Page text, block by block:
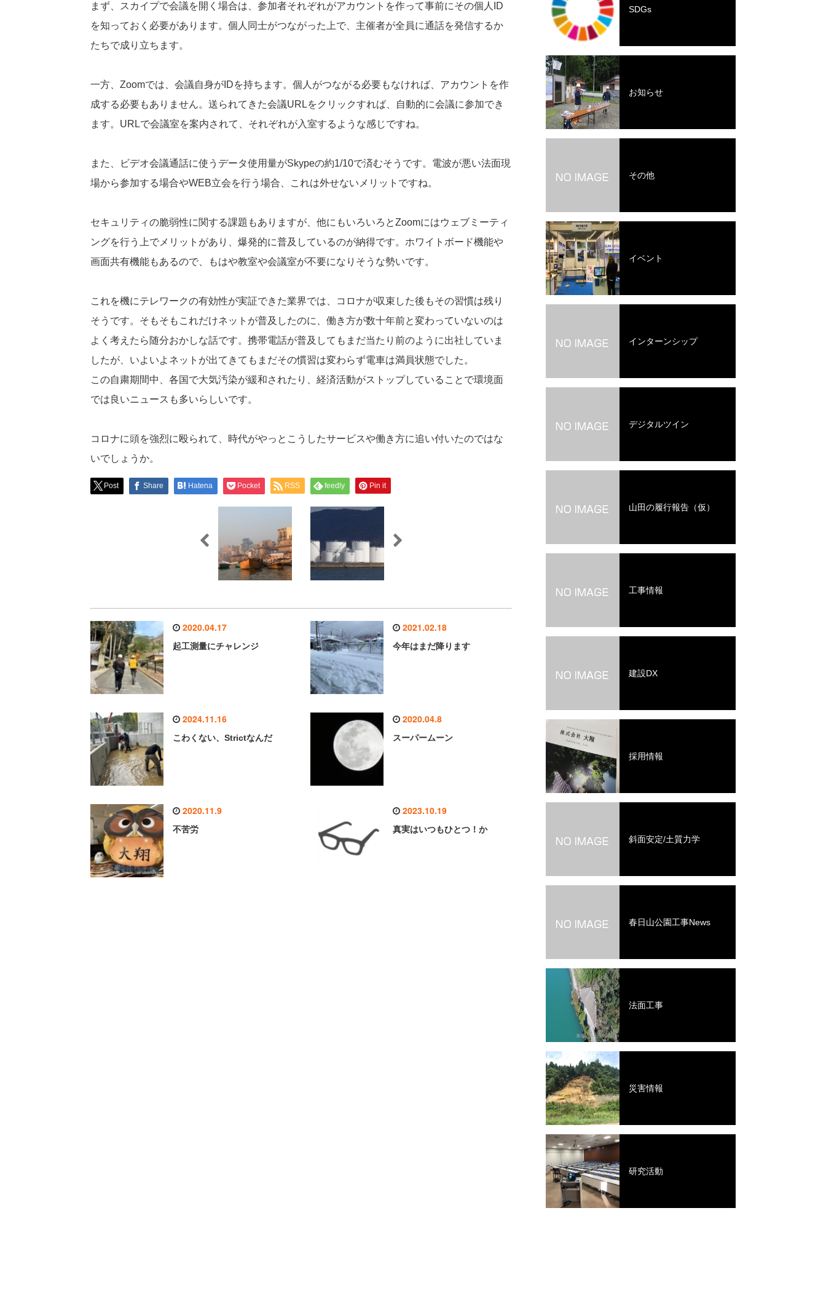
まず、スカイプで会議を開く場合は、参加者それぞれがアカウントを作って事前にその個人ID
を知っておく必要があります。個人同士がつながった上で、主催者が全員に通話を発信するか
たちで成り立ちます。
一方、Zoomでは、会議自身がIDを持ちます。個人がつながる必要もなければ、アカウントを作
成する必要もありません。送られてきた会議URLをクリックすれば、自動的に会議に参加でき
ます。URLで会議室を案内されて、それぞれが入室するような感じですね。
また、ビデオ会議通話に使うデータ使用量がSkypeの約1/10で済むそうです。電波が悪い法面現
場から参加する場合やWEB立会を行う場合、これは外せないメリットですね。
セキュリティの脆弱性に関する課題もありますが、他にもいろいろとZoomにはウェブミーティ
ングを行う上でメリットがあり、爆発的に普及しているのが納得です。ホワイトボード機能や
画面共有機能もあるので、もはや教室や会議室が不要になりそうな勢いです。
これを機にテレワークの有効性が実証できた業界では、コロナが収束した後もその習慣は残り
そうです。そもそもこれだけネットが普及したのに、働き方が数十年前と変わっていないのは
よく考えたら随分おかしな話です。携帯電話が普及してもまだ当たり前のように出社していま
したが、いよいよネットが出てきてもまだその慣習は変わらず電車は満員状態でした。
この自粛期間中、各国で大気汚染が緩和されたり、経済活動がストップしていることで環境面
では良いニュースも多いらしいです。
コロナに頭を強烈に殴られて、時代がやっとこうしたサービスや働き方に追い付いたのではな
いでしょうか。
Post Share Hatena Pocket RSS feedly Pin it
2020.04.17
起工測量にチャレンジ
2021.02.18
今年はまだ降ります
2024.11.16
こわくない、Strictなんだ
2020.04.8
スーパームーン
2020.11.9
不苦労
2023.10.19
真実はいつもひとつ！か
SDGs
お知らせ
その他
イベント
インターンシップ
デジタルツイン
山田の履行報告（仮）
工事情報
建設DX
採用情報
斜面安定/土質力学
春日山公園工事News
法面工事
災害情報
研究活動